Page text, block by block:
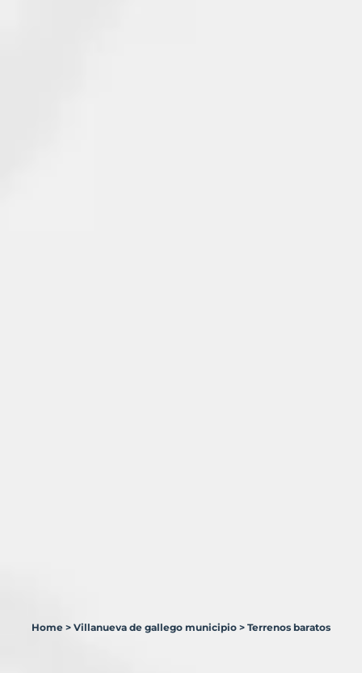
Home > Villanueva de gallego municipio > Terrenos baratos